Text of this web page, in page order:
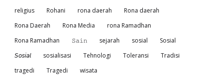
religius
Rohani rona daerah
Rona daerah
Rona Daerah
Rona Media
rona Ramadhan
Rona Ramadhan
𝚂𝚊𝚒𝚗 sejarah sosial
Sosial
𝘚𝘰𝘴𝘪𝘢𝘭
sosialisasi Tehnologi Toleransi
Tradisi
tragedi
Tragedi wisata